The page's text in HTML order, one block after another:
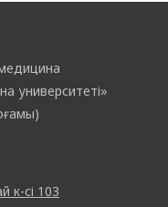
университеті»
к-сі 103